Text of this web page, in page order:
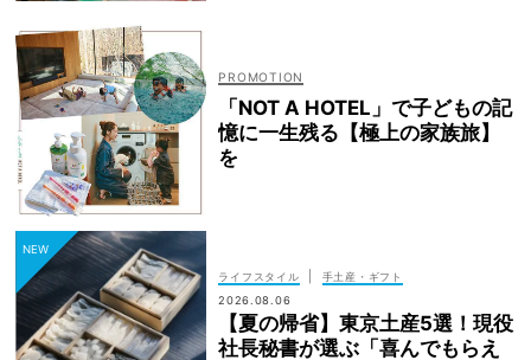
「NOT A HOTEL」で子どもの記
憶に一生残る【極上の家族旅】
を
ライフスタイル
手土産・ギフト
2026.08.06
【夏の帰省】東京土産5選！現役
社長秘書が選ぶ「喜んでもらえ